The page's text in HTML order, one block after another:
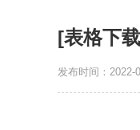
[表格下
发布时间：2022-